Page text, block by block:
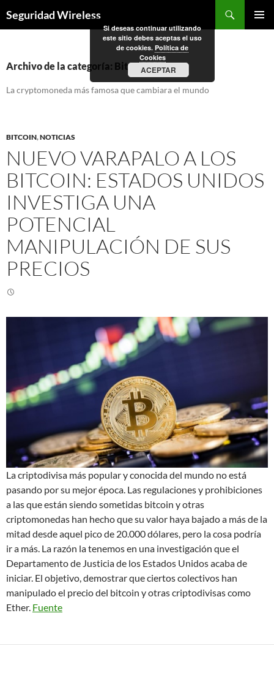
alSeguridad Wireless
Archivo de la categoría: Bitcoin
La cryptomoneda más famosa que cambiara el mundo
BITCOIN,NOTICIAS
NUEVO VARAPALO A LOS
BITCOIN: ESTADOS UNIDOS
INVESTIGA UNA
POTENCIAL
MANIPULACIÓN DE SUS
PRECIOS
La criptodivisa más popular y conocida del mundo no está
pasando por su mejor época. Las regulaciones y prohibiciones
a las que están siendo sometidas bitcoin y otras
criptomonedas han hecho que su valor haya bajado a más de la
mitad desde aquel pico de 20.000 dólares, pero la cosa podría
ir a más. La razón la tenemos en una investigación que el
Departamento de Justicia de los Estados Unidos acaba de
iniciar. El objetivo, demostrar que ciertos colectivos han
manipulado el precio del bitcoin y otras criptodivisas como
Ether. Fuente
Si deseas continuar utilizando
este sitio debes aceptas el uso
de cookies. Política de
Cookies
ACEPTAR